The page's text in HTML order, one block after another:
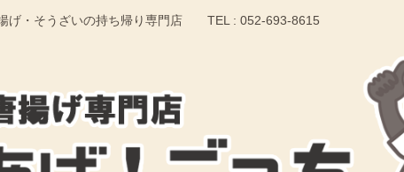
げ・そうざいの持ち帰り専門店 TEL : 052-693-8615